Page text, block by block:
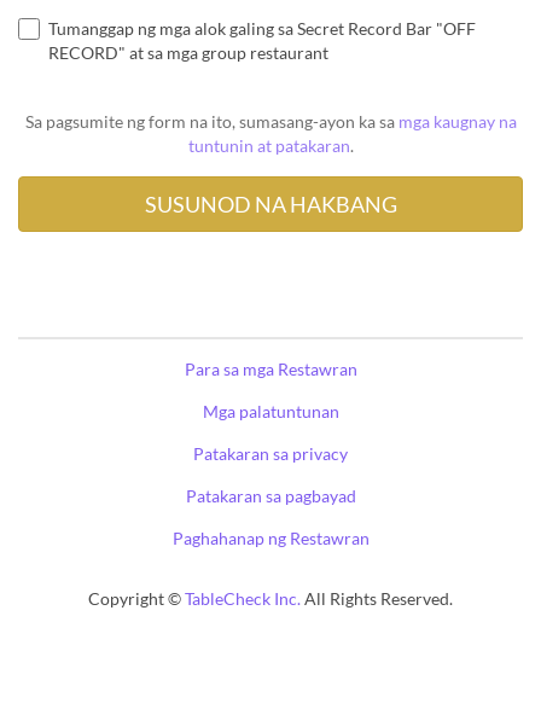
Tumanggap ng mga alok galing sa Secret Record Bar "OFF
RECORD" at sa mga group restaurant
Sa pagsumite ng form na ito, sumasang-ayon ka sa mga kaugnay na
tuntunin at patakaran.
Para sa mga Restawran
Mga palatuntunan
Patakaran sa privacy
Patakaran sa pagbayad
Paghahanap ng Restawran
Copyright ©TableCheck Inc.All Rights Reserved.